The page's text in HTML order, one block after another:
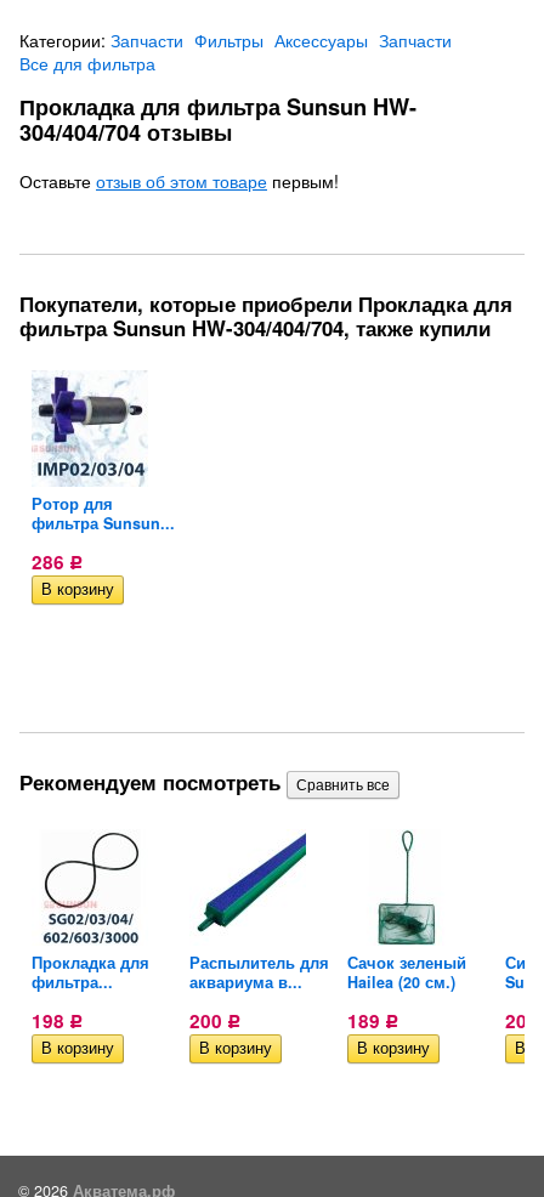
Категории: Запчасти Фильтры Аксессуары Запчасти
Все для фильтра
Прокладка для фильтра Sunsun HW-
304/404/704 отзывы
Оставьте отзыв об этом товаре первым!
Покупатели, которые приобрели Прокладка для
фильтра Sunsun HW-304/404/704, также купили
Ротор для
фильтра Sunsun...
286 Р
Рекомендуем посмотреть
Прокладка для
фильтра...
198 Р
Распылитель для
аквариума в...
200 Р
Сачок зеленый
Hailea (20 см.)
189 Р 208
© 2026 Акватема.рф